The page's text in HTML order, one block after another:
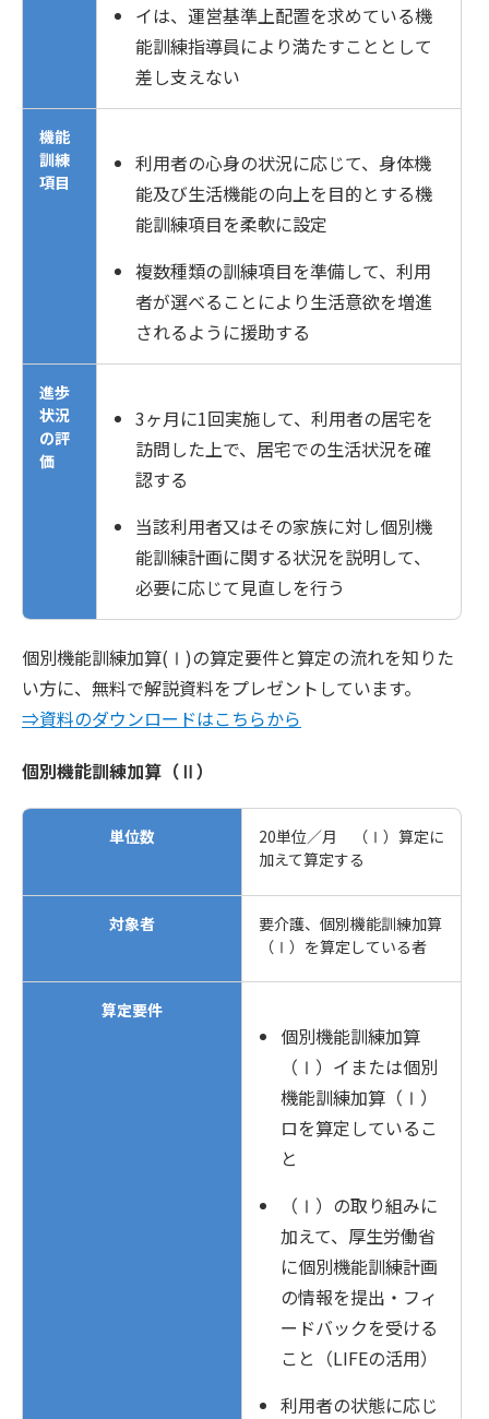
イは、運営基準上配置を求めている機
能訓練指導員により満たすこととして
差し支えない
機能
訓練
項目
利用者の心身の状況に応じて、身体機
能及び生活機能の向上を目的とする機
能訓練項目を柔軟に設定
複数種類の訓練項目を準備して、利用
者が選べることにより生活意欲を増進
されるように援助する
進歩
状況
の評
価
3ヶ月に1回実施して、利用者の居宅を
訪問した上で、居宅での生活状況を確
認する
当該利用者又はその家族に対し個別機
能訓練計画に関する状況を説明して、
必要に応じて見直しを行う
個別機能訓練加算(Ⅰ)の算定要件と算定の流れを知りた
い方に、無料で解説資料をプレゼントしています。
⇒資料のダウンロードはこちらから
個別機能訓練加算（Ⅱ）
単位数
20単位／月 （Ⅰ）算定に
加えて算定する
対象者
要介護、個別機能訓練加算
（Ⅰ）を算定している者
算定要件
個別機能訓練加算
（Ⅰ）イまたは個別
機能訓練加算（Ⅰ）
ロを算定しているこ
と
（Ⅰ）の取り組みに
加えて、厚生労働省
に個別機能訓練計画
の情報を提出・フィ
ードバックを受ける
こと（LIFEの活用）
利用者の状態に応じ